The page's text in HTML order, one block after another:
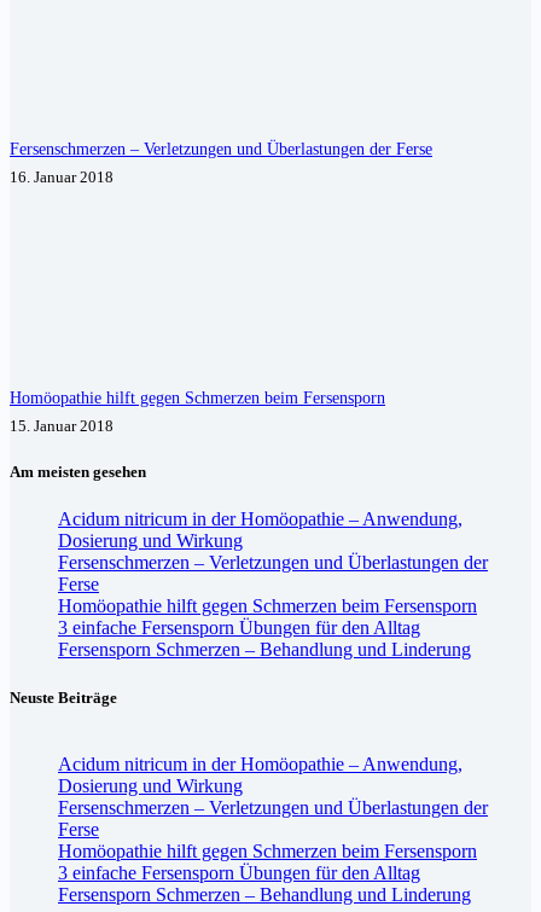
Fersenschmerzen – Verletzungen und Überlastungen der Ferse
16. Januar 2018
Homöopathie hilft gegen Schmerzen beim Fersensporn
15. Januar 2018
Am meisten gesehen
Acidum nitricum in der Homöopathie – Anwendung,
Dosierung und Wirkung
Fersenschmerzen – Verletzungen und Überlastungen der
Ferse
Homöopathie hilft gegen Schmerzen beim Fersensporn
3 einfache Fersensporn Übungen für den Alltag
Fersensporn Schmerzen – Behandlung und Linderung
Neuste Beiträge
Acidum nitricum in der Homöopathie – Anwendung,
Dosierung und Wirkung
Fersenschmerzen – Verletzungen und Überlastungen der
Ferse
Homöopathie hilft gegen Schmerzen beim Fersensporn
3 einfache Fersensporn Übungen für den Alltag
Fersensporn Schmerzen – Behandlung und Linderung